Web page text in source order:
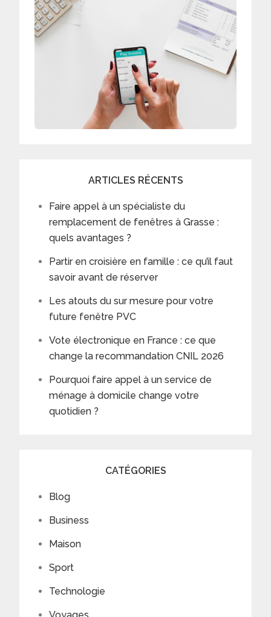
ARTICLES RÉCENTS
Faire appel à un spécialiste du
remplacement de fenêtres à Grasse :
quels avantages ?
Partir en croisière en famille : ce qu’il faut
savoir avant de réserver
Les atouts du sur mesure pour votre
future fenêtre PVC
Vote électronique en France : ce que
change la recommandation CNIL 2026
Pourquoi faire appel à un service de
ménage à domicile change votre
quotidien ?
CATÉGORIES
Blog
Business
Maison
Sport
Technologie